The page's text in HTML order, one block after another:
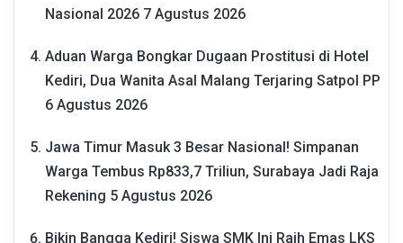
Nasional 2026 7 Agustus 2026
Aduan Warga Bongkar Dugaan Prostitusi di Hotel
Kediri, Dua Wanita Asal Malang Terjaring Satpol PP
6 Agustus 2026
Jawa Timur Masuk 3 Besar Nasional! Simpanan
Warga Tembus Rp833,7 Triliun, Surabaya Jadi Raja
Rekening 5 Agustus 2026
Bikin Bangga Kediri! Siswa SMK Ini Raih Emas LKS